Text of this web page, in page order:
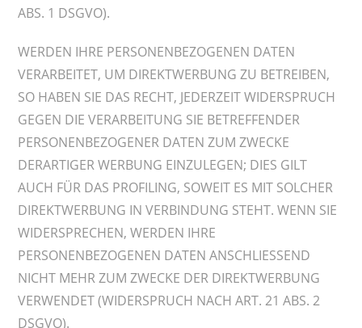
ABS. 1 DSGVO).
WERDEN IHRE PERSONENBEZOGENEN DATEN
VERARBEITET, UM DIREKTWERBUNG ZU BETREIBEN,
SO HABEN SIE DAS RECHT, JEDERZEIT WIDERSPRUCH
GEGEN DIE VERARBEITUNG SIE BETREFFENDER
PERSONENBEZOGENER DATEN ZUM ZWECKE
DERARTIGER WERBUNG EINZULEGEN; DIES GILT
AUCH FÜR DAS PROFILING, SOWEIT ES MIT SOLCHER
DIREKTWERBUNG IN VERBINDUNG STEHT. WENN SIE
WIDERSPRECHEN, WERDEN IHRE
PERSONENBEZOGENEN DATEN ANSCHLIESSEND
NICHT MEHR ZUM ZWECKE DER DIREKTWERBUNG
VERWENDET (WIDERSPRUCH NACH ART. 21 ABS. 2
DSGVO).